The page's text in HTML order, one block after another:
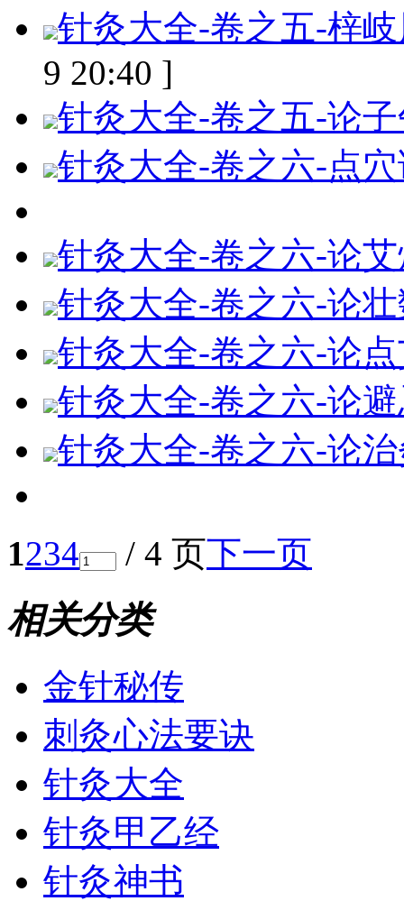
针灸大全-卷之五-梓
9 20:40 ]
针灸大全-卷之五-论
针灸大全-卷之六-点
针灸大全-卷之六-论
针灸大全-卷之六-论
针灸大全-卷之六-论
针灸大全-卷之六-论
针灸大全-卷之六-论
1234 / 4 页下一页
相关分类
金针秘传
刺灸心法要诀
针灸大全
针灸甲乙经
针灸神书